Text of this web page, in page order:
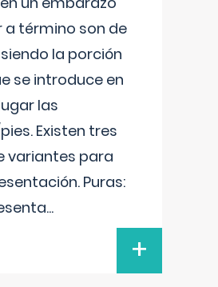
a término son de
la porción
se introduce en
las
Existen tres
variantes para
Puras:
...
+